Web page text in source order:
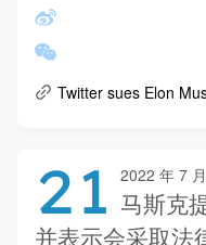
Twitter sues Elon
21 2022 年 7
马斯克
并表示会采取法